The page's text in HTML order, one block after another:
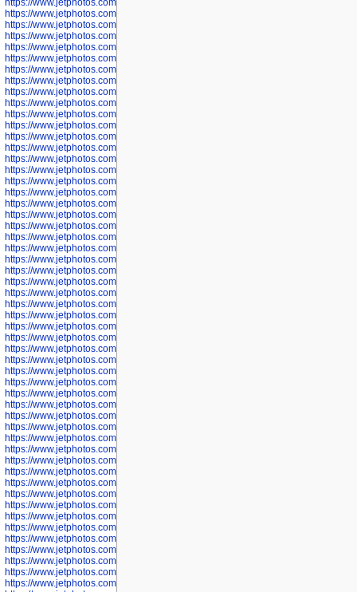
https://www.jetphotos.com/photographer/602247
https://www.jetphotos.com/photographer/602261
https://www.jetphotos.com/photographer/602265
https://www.jetphotos.com/photographer/602279
https://www.jetphotos.com/photographer/602307
https://www.jetphotos.com/photographer/602315
https://www.jetphotos.com/photographer/602323
https://www.jetphotos.com/photographer/602340
https://www.jetphotos.com/photographer/602346
https://www.jetphotos.com/photographer/602741
https://www.jetphotos.com/photographer/602743
https://www.jetphotos.com/photographer/602744
https://www.jetphotos.com/photographer/602745
https://www.jetphotos.com/photographer/602746
https://www.jetphotos.com/photographer/602748
https://www.jetphotos.com/photographer/602749
https://www.jetphotos.com/photographer/602750
https://www.jetphotos.com/photographer/602757
https://www.jetphotos.com/photographer/602758
https://www.jetphotos.com/photographer/602762
https://www.jetphotos.com/photographer/602763
https://www.jetphotos.com/photographer/602764
https://www.jetphotos.com/photographer/602769
https://www.jetphotos.com/photographer/602770
https://www.jetphotos.com/photographer/602772
https://www.jetphotos.com/photographer/602773
https://www.jetphotos.com/photographer/602774
https://www.jetphotos.com/photographer/602775
https://www.jetphotos.com/photographer/601186
https://www.jetphotos.com/photographer/601188
https://www.jetphotos.com/photographer/601189
https://www.jetphotos.com/photographer/601191
https://www.jetphotos.com/photographer/601192
https://www.jetphotos.com/photographer/601194
https://www.jetphotos.com/photographer/601196
https://www.jetphotos.com/photographer/601197
https://www.jetphotos.com/photographer/601248
https://www.jetphotos.com/photographer/601249
https://www.jetphotos.com/photographer/601250
https://www.jetphotos.com/photographer/601251
https://www.jetphotos.com/photographer/601252
https://www.jetphotos.com/photographer/601254
https://www.jetphotos.com/photographer/601255
https://www.jetphotos.com/photographer/601256
https://www.jetphotos.com/photographer/601258
https://www.jetphotos.com/photographer/601260
https://www.jetphotos.com/photographer/601261
https://www.jetphotos.com/photographer/601263
https://www.jetphotos.com/photographer/601264
https://www.jetphotos.com/photographer/601265
https://www.jetphotos.com/photographer/601266
https://www.jetphotos.com/photographer/601267
https://www.jetphotos.com/photographer/601268